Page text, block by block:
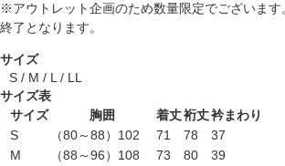
※アウトレット企画のため数量限定でございます
終了となります。
サイズ
S / M / L / LL
サイズ表
サイズ
胸囲 着丈裄丈衿まわり
S
（80～88）102 71 78
37
M
（88～96）108 73 80
39